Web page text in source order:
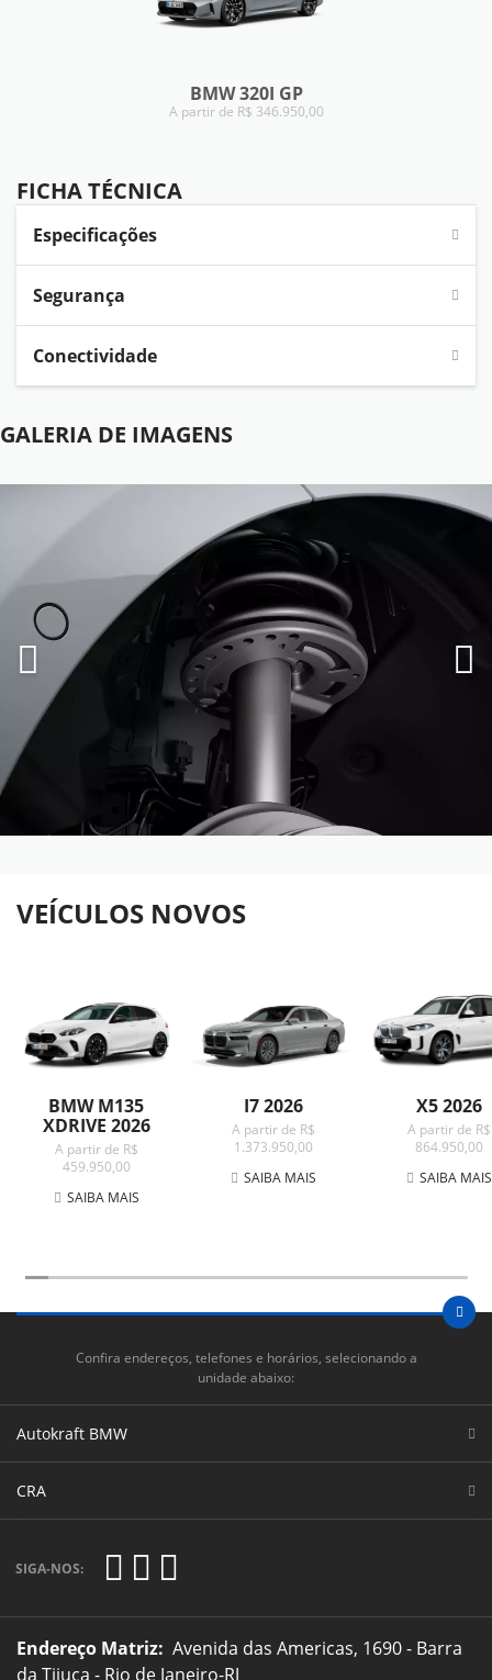
BMW 320I GP
A partir de R$ 346.950,00
FICHA TÉCNICA
Especificações
Segurança
Conectividade
GALERIA DE IMAGENS
VEÍCULOS NOVOS
BMW M135
XDRIVE 2026
A partir de R$
459.950,00
SAIBA MAIS
I7 2026
A partir de R$
1.373.950,00
SAIBA MAIS
X5 2026
A partir de R$
864.950,00
SAIBA MAIS
Confira endereços, telefones e horários, selecionando a
unidade abaixo:
Autokraft BMW
CRA
SIGA-NOS:
Endereço Matriz: Avenida das Americas, 1690 - Barra
da Tijuca - Rio de Janeiro-RJ